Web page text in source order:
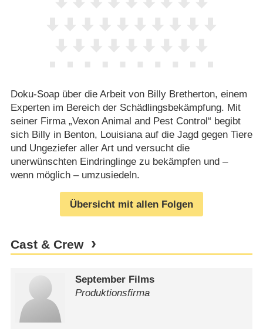
Doku-Soap über die Arbeit von Billy Bretherton, einem
Experten im Bereich der Schädlingsbekämpfung. Mit
seiner Firma „Vexon Animal and Pest Control“ begibt
sich Billy in Benton, Louisiana auf die Jagd gegen Tiere
und Ungeziefer aller Art und versucht die
unerwünschten Eindringlinge zu bekämpfen und –
wenn möglich – umzusiedeln.
Übersicht mit allen Folgen
Cast & Crew
September Films
Produktionsfirma